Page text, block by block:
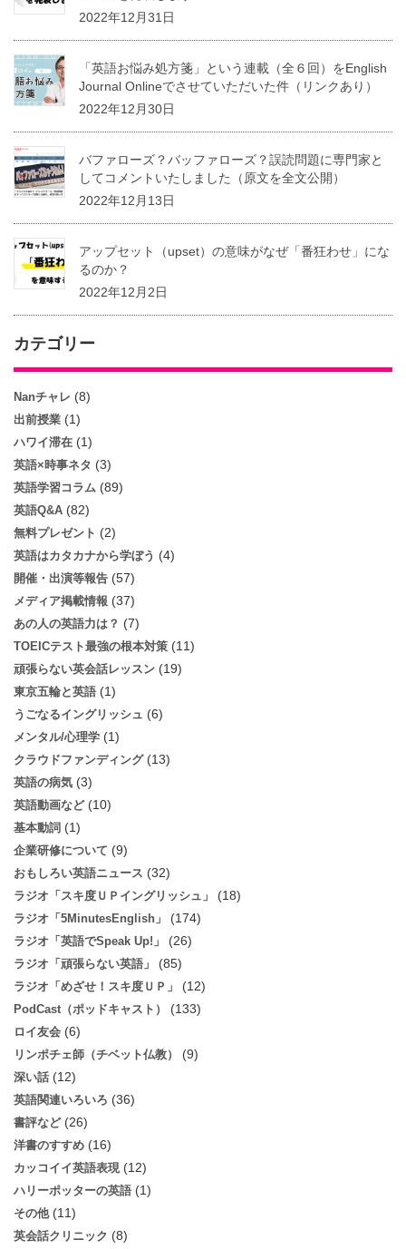
2022年12月31日
「英語お悩み処方箋」という連載（全６回）をEnglish
Journal Onlineでさせていただいた件（リンクあり）
2022年12月30日
バファローズ？バッファローズ？誤読問題に専門家と
してコメントいたしました（原文を全文公開）
2022年12月13日
アップセット（upset）の意味がなぜ「番狂わせ」にな
るのか？
2022年12月2日
カテゴリー
Nanチャレ (8)
出前授業 (1)
ハワイ滞在 (1)
英語×時事ネタ (3)
英語学習コラム (89)
英語Q&A (82)
無料プレゼント (2)
英語はカタカナから学ぼう (4)
開催・出演等報告 (57)
メディア掲載情報 (37)
あの人の英語力は？ (7)
TOEICテスト最強の根本対策 (11)
頑張らない英会話レッスン (19)
東京五輪と英語 (1)
うごなるイングリッシュ (6)
メンタル/心理学 (1)
クラウドファンディング(13)
英語の病気 (3)
英語動画など(10)
基本動詞 (1)
企業研修について (9)
おもしろい英語ニュース (32)
ラジオ「スキ度ＵＰイングリッシュ」 (18)
ラジオ「5MinutesEnglish」 (174)
ラジオ「英語でSpeak Up!」 (26)
ラジオ「頑張らない英語」 (85)
ラジオ「めざせ！スキ度ＵＰ」 (12)
PodCast（ポッドキャスト） (133)
ロイ友会 (6)
リンポチェ師（チベット仏教） (9)
深い話 (12)
英語関連いろいろ (36)
書評など(26)
洋書のすすめ (16)
カッコイイ英語表現 (12)
ハリーポッターの英語 (1)
その他(11)
英会話クリニック (8)